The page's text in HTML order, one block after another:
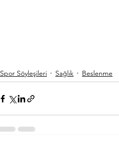
Spor Söyleşileri Sağlık Beslenme